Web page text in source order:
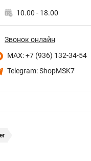
10.00 - 18.00
Звонок онлайн
MAX: +7 (936) 132-34-54
Telegram: ShopMSK7